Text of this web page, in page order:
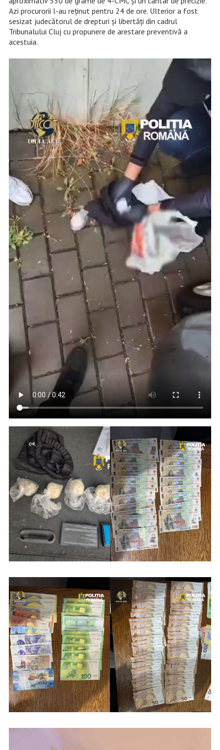
Azi procurorii l-au reținut pentru 24 de ore. Ulterior a fost
sesizat judecătorul de drepturi și libertăți din cadrul
Tribunalului Cluj cu propunere de arestare preventivă a
acestuia.